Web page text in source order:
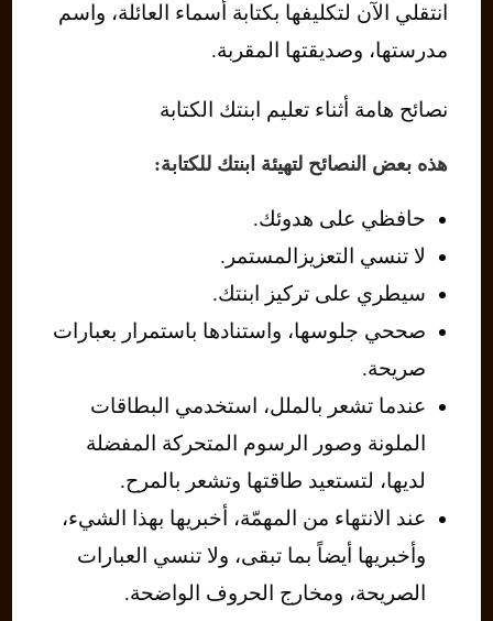
انتقلي الآن لتكليفها بكتابة أسماء العائلة، واسم
مدرستها، وصديقتها المقربة.
نصائح هامة أثناء تعليم ابنتك الكتابة
هذه بعض النصائح لتهيئة ابنتك للكتابة:
حافظي على هدوئك.
لا تنسي التعزيزالمستمر.
سيطري على تركيز ابنتك.
صححي جلوسها، واستنادها باستمرار بعبارات
صريحة.
عندما تشعر بالملل، استخدمي البطاقات
الملونة وصور الرسوم المتحركة المفضلة
لديها، لتستعيد طاقتها وتشعر بالمرح.
عند الانتهاء من المهمّة، أخبريها بهذا الشيء،
وأخبريها أيضاً بما تبقى، ولا تنسي العبارات
الصريحة، ومخارج الحروف الواضحة.